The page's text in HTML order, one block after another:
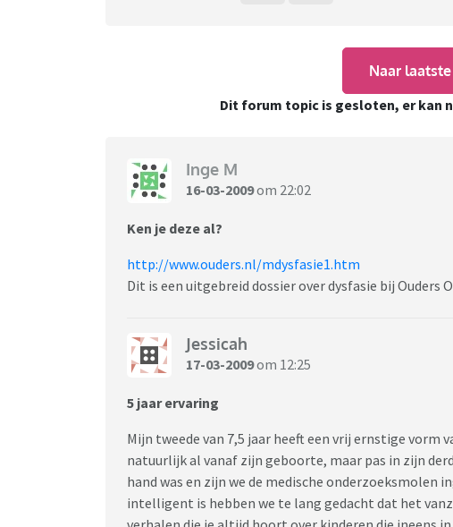
Naar
Dit forum topic is gesloten, er kan
Inge M
16-03-2009om 22:02
Ken je deze al?
http://www.ouders.nl/mdysfasie1.htm
Dit is een uitgebreid dossier over dysfasie bij Ouders
Jessicah
17-03-2009om 12:25
5 jaar ervaring
Mijn tweede van 7,5 jaar heeft een vrij ernstige vorm
natuurlijk al vanaf zijn geboorte, maar pas in zijn
hand was en zijn we de medische onderzoeksmolen
intelligent is hebben we te lang gedacht dat het